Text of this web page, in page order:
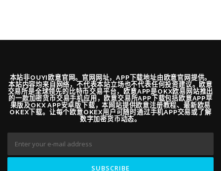
本站非OUYI欧意官网。官网网址，APP下载地址由欧意官网提供。
本站内容均来自网络，不代表本站立场也不代表任何投资建议。欧意
交易所是全球领先的比特币交易平台，欧意APP是OKX欧易网站推出
的一款加密货币交易手机应用，欧意交易所APP下载包括欧意APP苹
果版及OKX APP安卓版下载，本网站提供欧意注册教程、最新欧易
OKEX下载。让每个欧意OKEX用户可随时通过手机APP交易或了解
数字加密货币动态。